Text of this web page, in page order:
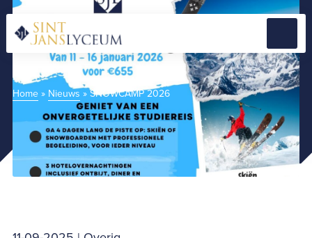
Naar
hoofdinhoud
Home
Home» Nieuws »SNOWCAMP 2026